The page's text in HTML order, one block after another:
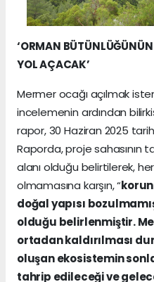
‘ORMAN
YOL AÇACAK’
Mermer ocağı açılmak
incelemenin ardından
rapor, 30 Haziran 2025
Raporda, proje sahasının
alanı olduğu belirtilerek,
olmamasına karşın, “
doğal yapısı
olduğu belirlenmiştir.
ortadan kaldırılması
oluşan ekosistemin
tahrip edileceği ve